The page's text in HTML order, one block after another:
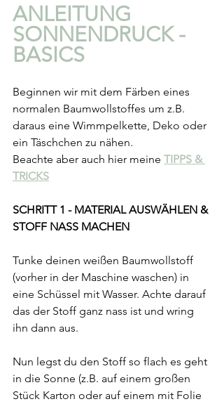
ANLEITUNG
SONNENDRUCK -
BASICS
Beginnen wir mit dem Färben eines
normalen Baumwollstoffes um z.B.
daraus eine Wimmpelkette, Deko oder
ein Täschchen zu nähen.
Beachte aber auch hier meine TIPPS &
TRICKS
SCHRITT 1 - MATERIAL AUSWÄHLEN &
STOFF NASS MACHEN
Tunke deinen weißen Baumwollstoff
(vorher in der Maschine waschen) in
eine Schüssel mit Wasser. Achte darauf
das der Stoff ganz nass ist und wring
ihn dann aus.
Nun legst du den Stoff so flach es geht
in die Sonne (z.B. auf einem großen
Stück Karton oder auf einem mit Folie